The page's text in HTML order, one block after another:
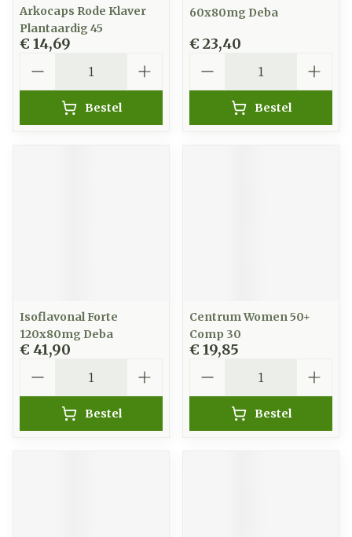
Arkocaps Rode Klaver
Plantaardig 45
€ 14,69
Bestel
60x80mg Deba
€ 23,40
Bestel
Isoflavonal Forte
120x80mg Deba
€ 41,90
Bestel
Centrum Women 50+
Comp 30
€ 19,85
Bestel